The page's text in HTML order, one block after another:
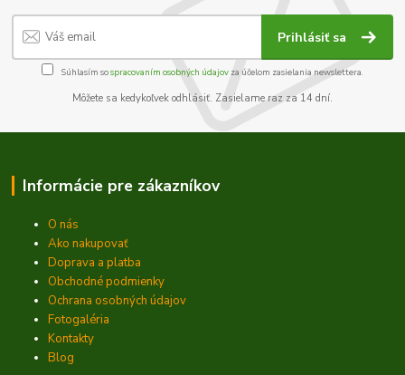
Prihlásiť sa
Súhlasím sospracovaním osobných údajov za účelom zasielania newslettera.
Môžete sa kedykoľvek odhlásiť. Zasielame raz za 14 dní.
Informácie pre zákazníkov
O nás
Ako nakupovať
Doprava a platba
Obchodné podmienky
Ochrana osobných údajov
Fotogaléria
Kontakty
Blog